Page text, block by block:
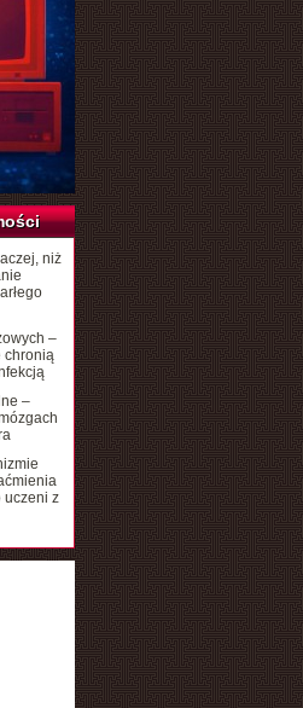
niż
–
chronią
–
uczeni z